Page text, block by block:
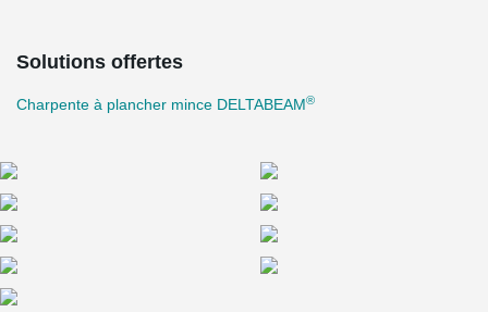
Solutions offertes
Charpente à plancher mince DELTABEAM®